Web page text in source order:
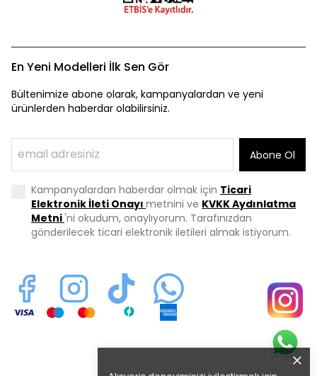
En Yeni Modelleri İlk Sen Gör
Bültenimize abone olarak, kampanyalardan ve yeni
ürünlerden haberdar olabilirsiniz.
Abone Ol
Kampanyalardan haberdar olmak için Ticari
Elektronik İleti Onayı metnini ve KVKK Aydınlatma
Metni'ni okudum, onaylıyorum. Tarafınızdan
gönderilecek ticari elektronik iletileri almak istiyorum.